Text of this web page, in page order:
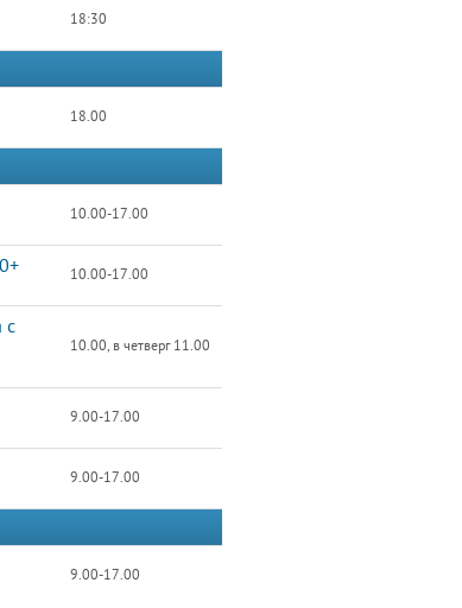
18:30
18.00
10.00-17.00
10.00-17.00
с
10.00, в четверг 11.00
9.00-17.00
9.00-17.00
9.00-17.00